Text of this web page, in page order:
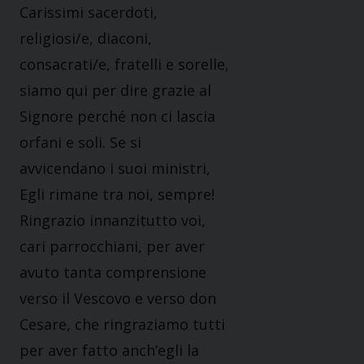
Carissimi sacerdoti,
religiosi/e, diaconi,
consacrati/e, fratelli e sorelle,
siamo qui per dire grazie al
Signore perché non ci lascia
orfani e soli. Se si
avvicendano i suoi ministri,
Egli rimane tra noi, sempre!
Ringrazio innanzitutto voi,
cari parrocchiani, per aver
avuto tanta comprensione
verso il Vescovo e verso don
Cesare, che ringraziamo tutti
per aver fatto anch’egli la